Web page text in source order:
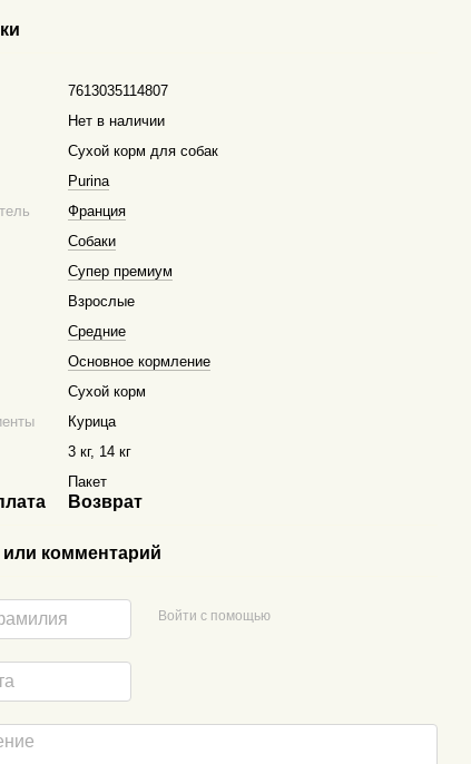
7613035114807
Нет в наличии
Сухой корм для собак
Purina
Франция
Собаки
Супер премиум
Взрослые
Средние
Основное кормление
Сухой корм
Курица
3 кг, 14 кг
Пакет
Возврат
комментарий
Войти с помощью